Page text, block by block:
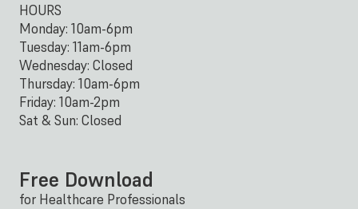
Free Download
for Healthcare Professionals
HOURS
Monday: 10am-6pm
Tuesday: 11am-6pm
Wednesday: Closed
Thursday: 10am-6pm
Friday: 10am-2pm
Sat & Sun: Closed